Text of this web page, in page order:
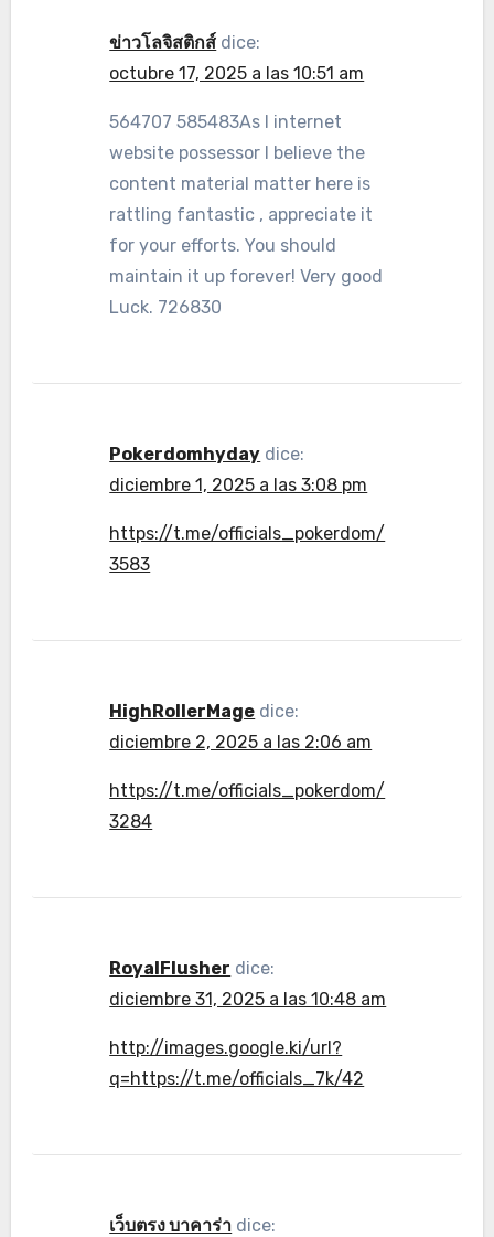
ข่าวโลจิสติกส์ dice:
octubre 17, 2025 a las 10:51 am
564707 585483As I internet
website possessor I believe the
content material matter here is
rattling fantastic , appreciate it
for your efforts. You should
maintain it up forever! Very good
Luck. 726830
Pokerdomhyday dice:
diciembre 1, 2025 a las 3:08 pm
https://t.me/officials_pokerdom/
3583
HighRollerMage dice:
diciembre 2, 2025 a las 2:06 am
https://t.me/officials_pokerdom/
3284
RoyalFlusher dice:
diciembre 31, 2025 a las 10:48 am
http://images.google.ki/url?
q=https://t.me/officials_7k/42
เว็บตรง บาคาร่า dice: